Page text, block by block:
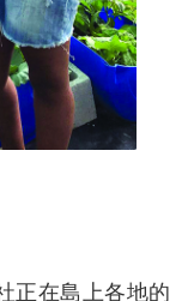
正在島上各地的